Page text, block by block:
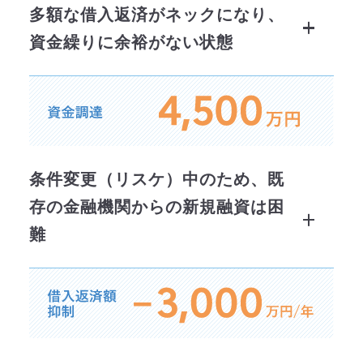
多額な借入返済がネックになり、
資金繰りに余裕がない状態
P/L改善により収益力は徐々に
条件変更（リスケ）中のため、
既
存の金融機関からの新規融資は困
難
概要